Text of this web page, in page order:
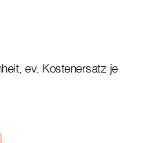
ev. Kostenersatz je